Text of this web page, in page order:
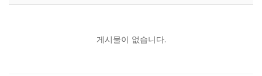
게시물이 없습니다.